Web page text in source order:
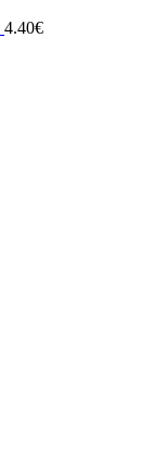
4.40€